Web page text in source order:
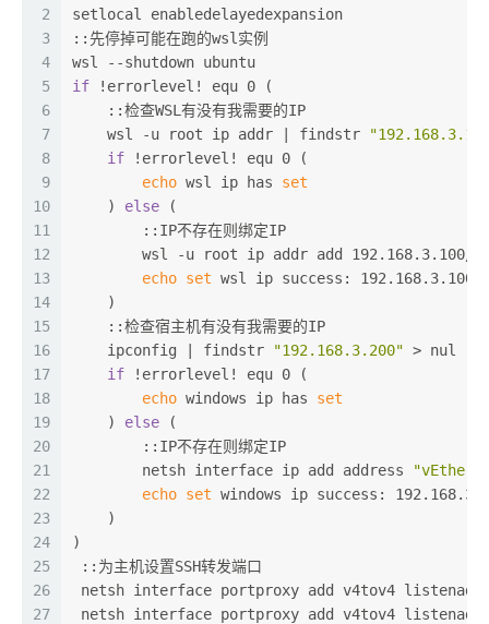
2
3
4
5
6
7
8
9
10
11
12
13
14
15
16
17
18
19
20
21
22
23
24
25
26
27
setlocal enabledelayedexpansion
::先停掉可能在跑的wsl实例
wsl --shutdown ubuntu
if !errorlevel! equ 0 (
    ::检查WSL有没有我需要的IP
    wsl -u root ip addr | findstr
if !errorlevel! equ 0 (
echo wsl ip has set
    )
else (
        ::IP不存在则绑定IP
wsl -u root ip addr add 192.168.3.100/
echo set wsl ip success: 192.168.3.100
    )
    ::检查宿主机有没有我需要的IP
    ipconfig | findstr
"192.168.3.200" > nul
if !errorlevel! equ 0 (
echo windows ip has set
    )
else (
        ::IP不存在则绑定IP
        netsh interface ip add address
echo set windows ip success:
    )
)
::为主机设置SSH转发端口
netsh interface portproxy add v4tov4
netsh interface portproxy add v4tov4